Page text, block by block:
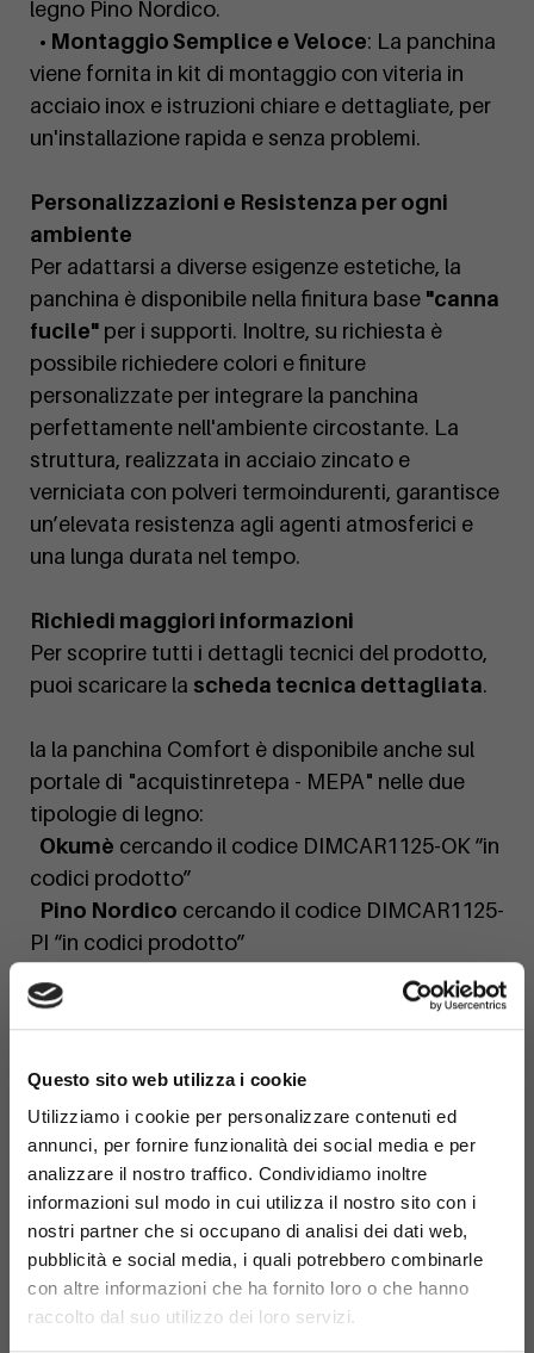
Questo sito web utilizza i cookie
Utilizziamo i cookie per personalizzare contenuti ed
annunci, per fornire funzionalità dei social media e per
analizzare il nostro traffico. Condividiamo inoltre
informazioni sul modo in cui utilizza il nostro sito con i
nostri partner che si occupano di analisi dei dati web,
pubblicità e social media, i quali potrebbero combinarle
con altre informazioni che ha fornito loro o che hanno
raccolto dal suo utilizzo dei loro servizi.
legno Pino Nordico.
• Montaggio Semplice e Veloce: La panchina
viene fornita in kit di montaggio con viteria in
acciaio inox e istruzioni chiare e dettagliate, per
un'installazione rapida e senza problemi.
Personalizzazioni e Resistenza per ogni
ambiente
Per adattarsi a diverse esigenze estetiche, la
panchina è disponibile nella finitura base "canna
fucile" per i supporti. Inoltre, su richiesta è
possibile richiedere colori e finiture
personalizzate per integrare la panchina
perfettamente nell'ambiente circostante. La
struttura, realizzata in acciaio zincato e
verniciata con polveri termoindurenti, garantisce
un’elevata resistenza agli agenti atmosferici e
una lunga durata nel tempo.
Richiedi maggiori informazioni
Per scoprire tutti i dettagli tecnici del prodotto,
puoi scaricare la scheda tecnica dettagliata.
la la panchina Comfort è disponibile anche sul
portale di "acquistinretepa - MEPA" nelle due
tipologie di legno:
Okumè cercando il codice DIMCAR1125-OK “in
codici prodotto”
Pino Nordico cercando il codice DIMCAR1125-
PI “in codici prodotto”
Se desideri un preventivo personalizzato o una